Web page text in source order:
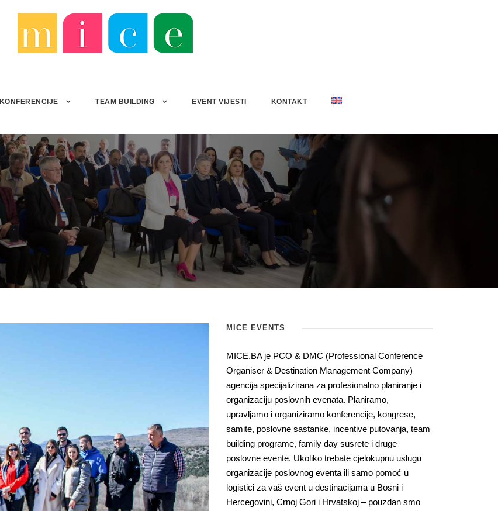
KONFERENCIJE TEAM BUILDING EVENT VIJESTI KONTAKT
MICE EVENTS
MICE.BA je PCO & DMC (Professional Conference
Organiser & Destination Management Company)
agencija specijalizirana za profesionalno planiranje i
organizaciju poslovnih evenata. Planiramo,
upravljamo i organiziramo konferencije, kongrese,
samite, poslovne sastanke, incentive putovanja, team
building programe, family day susrete i druge
poslovne evente. Ukoliko trebate cjelokupnu uslugu
organizacije poslovnog eventa ili samo pomoć u
logistici za vaš event u destinacijama u Bosni i
Hercegovini, Crnoj Gori i Hrvatskoj – pouzdan smo